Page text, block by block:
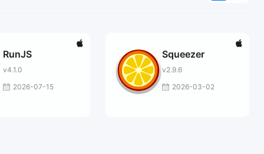
RunJS
v4.1.0
2026-07-15
Squeezer
v2.9.6
2026-03-02